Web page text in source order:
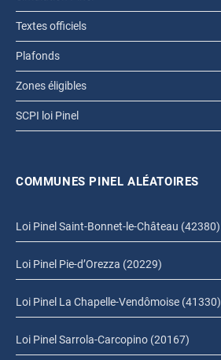
Textes officiels
Plafonds
Zones éligibles
SCPI loi Pinel
COMMUNES PINEL ALÉATOIRES
Loi Pinel Saint-Bonnet-le-Château (42380)
Loi Pinel Pie-d’Orezza (20229)
Loi Pinel La Chapelle-Vendômoise (41330)
Loi Pinel Sarrola-Carcopino (20167)